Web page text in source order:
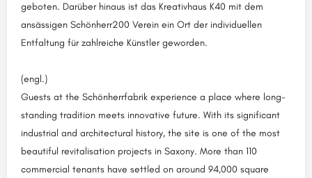
geboten. Darüber hinaus ist das Kreativhaus K40 mit dem
ansässigen Schönherr200 Verein ein Ort der individuellen
Entfaltung für zahlreiche Künstler geworden.
(engl.)
Guests at the Schönherrfabrik experience a place where long-
standing tradition meets innovative future. With its significant
industrial and architectural history, the site is one of the most
beautiful revitalisation projects in Saxony. More than 110
commercial tenants have settled on around 94,000 square